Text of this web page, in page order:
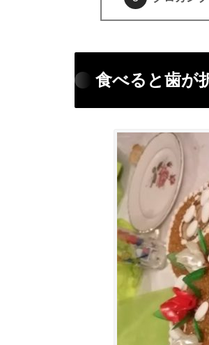
食べると歯が